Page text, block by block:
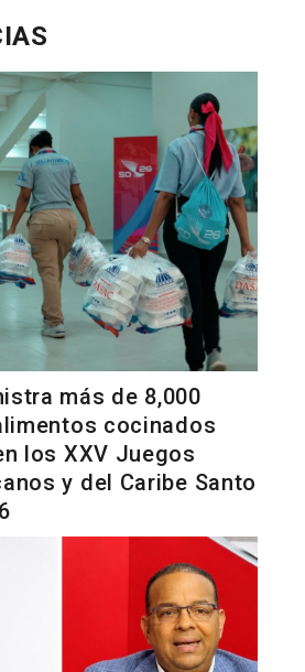
más de 8,000
cocinados
los XXV Juegos
y del Caribe Santo